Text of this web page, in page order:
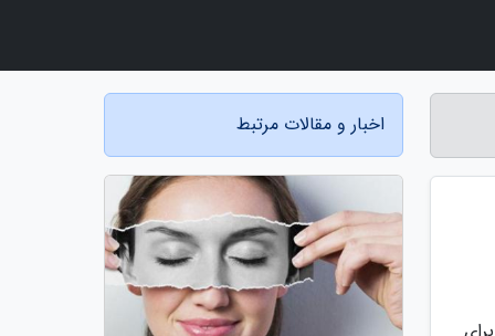
اخبار و مقالات مرتبط